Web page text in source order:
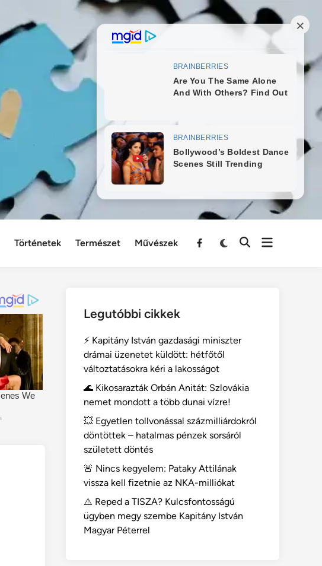
Történetek Természet Művészek
Menu
Legutóbbi cikkek
⚡ Kapitány István gazdasági miniszter
drámai üzenetet küldött: hétfőtől
változtatásokra kéri a lakosságot
🌊 Kikosarazták Orbán Anitát: Szlovákia
nemet mondott a több dunai vízre!
💥 Egyetlen tollvonással százmilliárdokról
döntöttek – hatalmas pénzek sorsáról
született döntés
🚨 Nincs kegyelem: Pataky Attilának
vissza kell fizetnie az NKA-milliókat
⚠️ Reped a TISZA? Kulcsfontosságú
ügyben megy szembe Kapitány István
Magyar Péterrel